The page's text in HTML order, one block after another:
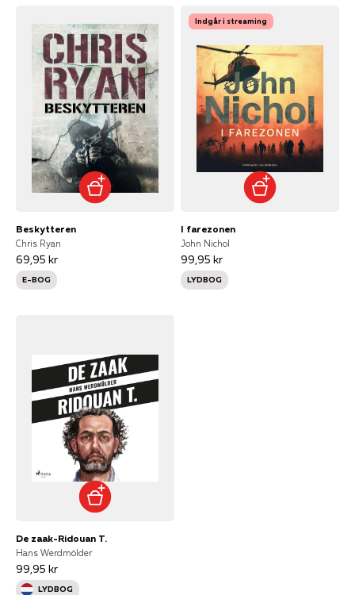
Beskytteren
Chris Ryan
69,95 kr
E-BOG
Indgår i streaming
I farezonen
John Nichol
99,95 kr
LYDBOG
De zaak-Ridouan T.
Hans Werdmölder
99,95 kr
LYDBOG